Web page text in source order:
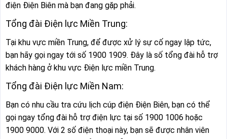
điện Điện Biên mà bạn đang gặp phải.
Tổng đài Điện lực Miền Trung:
Tại khu vực miền Trung, để được xử lý sự cố ngay lập tức,
bạn hãy gọi ngay tới số 1900 1909. Đây là số tổng đài hỗ trợ
khách hàng ở khu vực Điện lực miền Trung.
Tổng đài Điện lực Miền Nam:
Bạn có nhu cầu tra cứu lịch cúp điện Điện Biên, bạn có thể
gọi ngay tổng đài hỗ trợ điện lực tại số 1900 1006 hoặc
1900 9000. Với 2 số điện thoại này, bạn sẽ được nhân viên